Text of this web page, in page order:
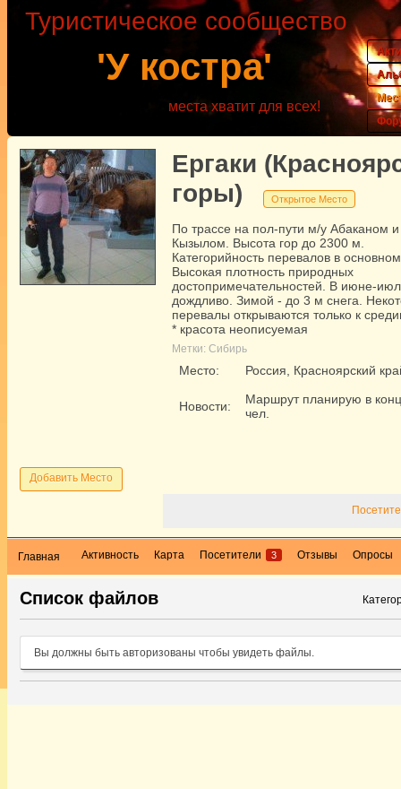
'У костра'
Туристическое сообщество
места хватит для всех!
Ергаки
горы)
Открытое Место
По трассе на пол-пути м/у Абаканом и
Кызылом. Высота гор до 2300 м.
Категорийность перевалов в
Высокая плотность природных
достопримечательностей. В июне-
дождливо. Зимой - до 3 м снега.
перевалы открываются только к
* красота неописуемая
Метки: Сибирь
Место: Россия, Красноярский
Новости:
Маршрут планирую в
чел.
Добавить Место
Главная Активность Карта Посетители 3 Отзывы Опросы
Список файлов
Вы должны быть авторизованы чтобы увидеть файлы.